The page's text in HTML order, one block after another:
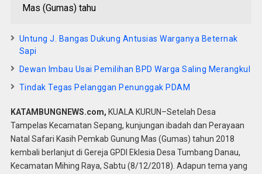
Mas (Gumas) tahu
Untung J. Bangas Dukung Antusias Warganya Beternak
Sapi
Dewan Imbau Usai Pemilihan BPD Warga Saling Merangkul
Tindak Tegas Pelanggan Penunggak PDAM
KATAMBUNGNEWS.com, KUALA KURUN–Setelah Desa
Tampelas Kecamatan Sepang, kunjungan ibadah dan Perayaan
Natal Safari Kasih Pemkab Gunung Mas (Gumas) tahun 2018
kembali berlanjut di Gereja GPDI Eklesia Desa Tumbang Danau,
Kecamatan Mihing Raya, Sabtu (8/12/2018). Adapun tema yang